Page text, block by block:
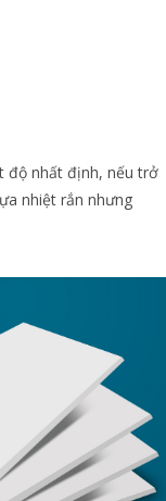
độ nhất định, nếu trở
nhiệt rắn nhưng